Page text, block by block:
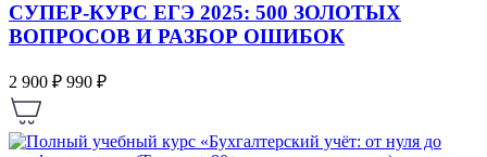
СУПЕР-КУРС ЕГЭ 2025: 500 ЗОЛОТЫХ
ВОПРОСОВ И РАЗБОР ОШИБОК
2 900 ₽ 990 ₽